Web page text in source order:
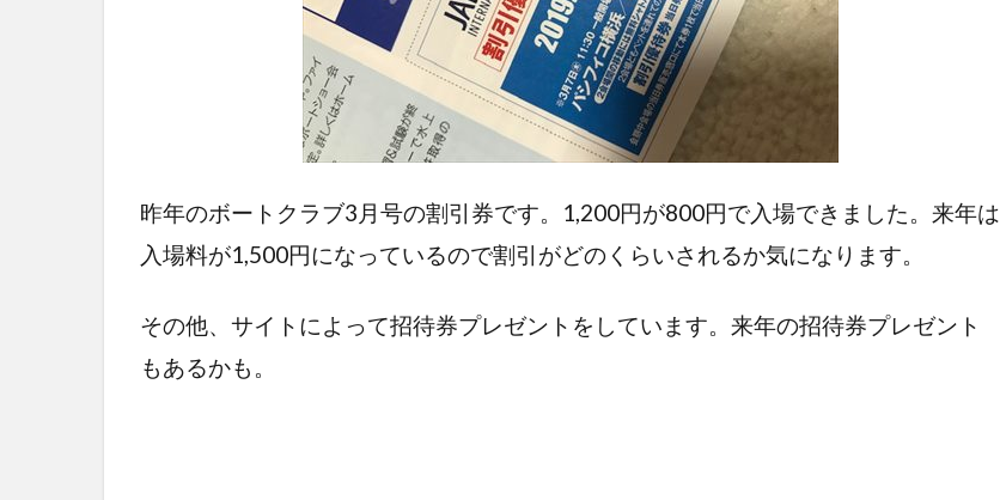
昨年のボートクラブ3月号の割引券です。1,200円が800円で入場できました。来年は
入場料が1,500円になっているので割引がどのくらいされるか気になります。
その他、サイトによって招待券プレゼントをしています。来年の招待券プレゼント
もあるかも。